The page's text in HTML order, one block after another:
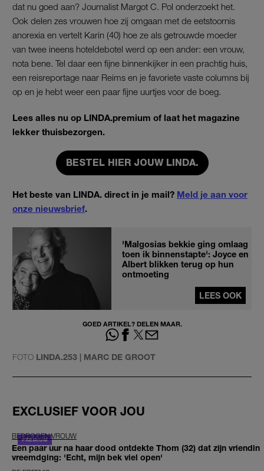
dat nu goed aan? Journalist Margot C. Pol onderzoekt het.
Ook delen zes vrouwen hoe zij omgaan met de eetstoornis
anorexia en vertelt Karin (40) hoe ze als getrouwde moeder
van twee ineens hoteldebotel werd op een ander: een vrouw,
nota bene. Tel daar een fijne binnenkijker in een prachtig huis,
een reisreportage naar Reims en je favoriete vaste columns bij
op en je hebt weer een paar fijne uurtjes voor de boeg.
Lees alles nu op LINDA.premium of laat het magazine
lekker thuisbezorgen.
BESTEL HIER JOUW LINDA.
Het beste van LINDA. direct in je mail? Meld je aan voor
onze nieuwsbrief.
'Malgosias bekkie ging omlaag
toen ik binnenstapte': Joyce en
Albert blikken terug op hun
ontmoeting
LEES OOK
GOED ARTIKEL? DELEN MAAR.
FOTO LINDA.253 | MARC DE GROOT
EXCLUSIEF VOOR JOU
BEDROGEN VROUW
Een paar uur na haar dood ontdekte Thom (32) dat zijn vriendin
vreemdging: 'Echt, mijn bek viel open'